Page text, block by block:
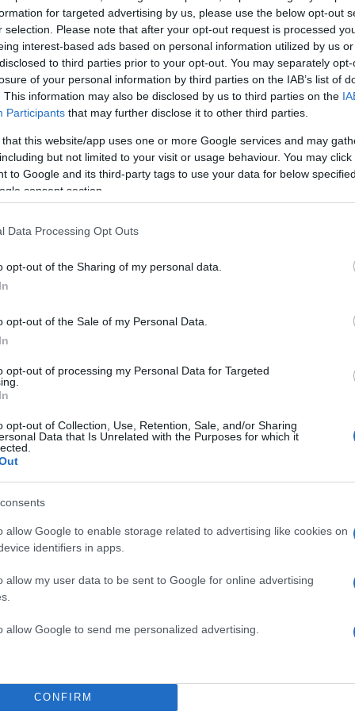
for targeted advertising by us, please use the below opt-out
selection. Please note that after your opt-out request is processed
interest-based ads based on personal information utilized by us
to third parties prior to your opt-out. You may separately
of your personal information by third parties on the IAB’s list of
This information may also be disclosed by us to third parties on the
Participants that may further disclose it to other third parties.
that this website/app uses one or more Google services and may
but not limited to your visit or usage behaviour. You may
to Google and its third-party tags to use your data for below
consent section.
Data Processing Opt Outs
opt-out of the Sharing of my personal data.
opt-out of the Sale of my Personal Data.
opt-out of processing my Personal Data for Targeted
opt-out of Collection, Use, Retention, Sale, and/or Sharing
Data that Is Unrelated with the Purposes for which it
allow Google to enable storage related to advertising like cookies on
identifiers in apps.
allow my user data to be sent to Google for online advertising
allow Google to send me personalized advertising.
CONFIRM
Τετάρτη, 28
κινείται
τα
του 2018.
Απεργίες όλη την